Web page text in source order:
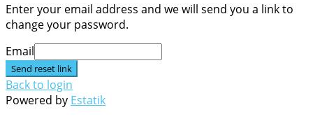
Enter your email address and we will send you a link to
change your password.
Email
Send reset link
Back to login
Powered by Estatik